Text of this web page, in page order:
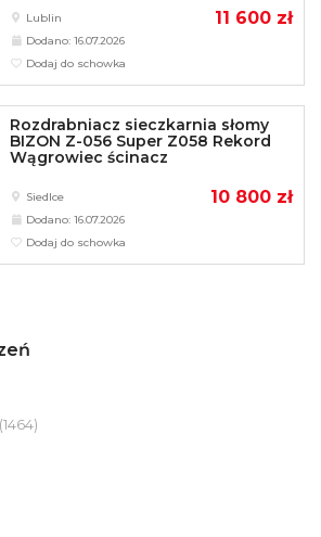
11 600 zł
Lublin
Dodano: 16.07.2026
Dodaj do schowka
Rozdrabniacz sieczkarnia słomy
BIZON Z-056 Super Z058 Rekord
Wągrowiec ścinacz
10 800 zł
Siedlce
Dodano: 16.07.2026
Dodaj do schowka
(1464)